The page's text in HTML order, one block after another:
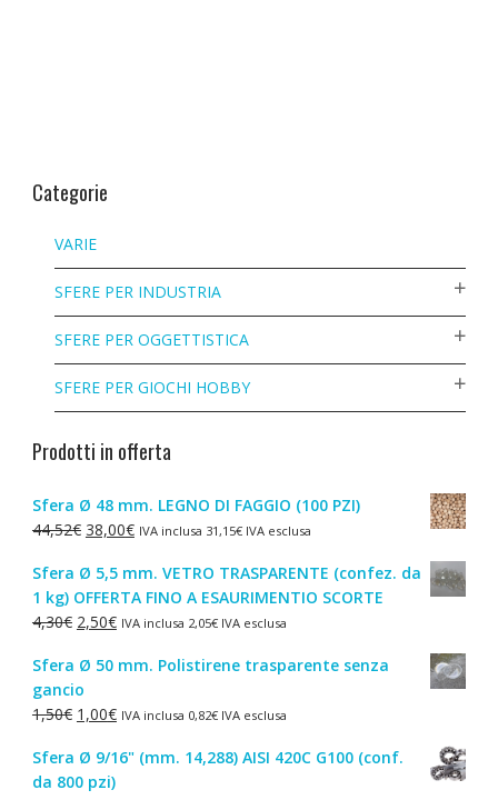
Categorie
VARIE
SFERE PER INDUSTRIA
SFERE PER OGGETTISTICA
SFERE PER GIOCHI HOBBY
Prodotti in offerta
Sfera Ø 48 mm. LEGNO DI FAGGIO (100 PZI)
44,52€ Il
originale
era:
44,52€.
38,00€Il
attuale
è:
38,00€.
IVA inclusa 31,15€IVA esclusa
Sfera Ø 5,5 mm. VETRO TRASPARENTE (confez. da
1 kg) OFFERTA FINO A ESAURIMENTIO SCORTE
4,30€ Il
originale
era:
4,30€.
2,50€Il
attuale
2,50€.
IVA inclusa 2,05€IVA esclusa
Sfera Ø 50 mm. Polistirene trasparente senza
gancio
1,50€ Il
originale
era:
1,00€Il
attuale
è:
IVA inclusa 0,82€IVA esclusa
Sfera Ø 9/16" (mm. 14,288) AISI 420C G100 (conf.
da 800 pzi)